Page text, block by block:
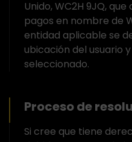
Unido, WC2H 9JQ,
pagos en nombre de
entidad aplicable se
ubicación del usuario
seleccionado.
Proceso de
Si cree que tiene